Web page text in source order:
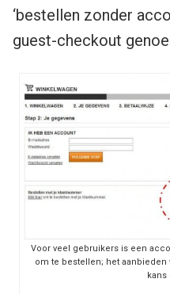
‘bestellen zonder
guest-checkout
Voor veel gebruikers is een
om te bestellen; het
kans